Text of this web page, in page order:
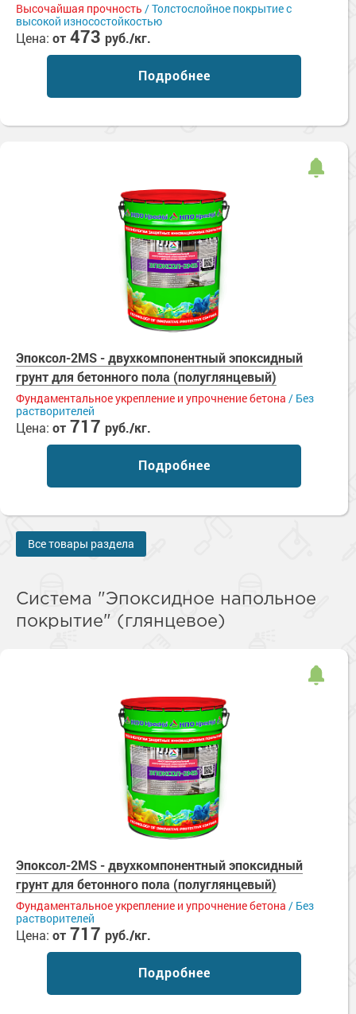
Высочайшая прочность / Толстослойное покрытие с
высокой износостойкостью
Цена: от 473 руб./кг.
Подробнее
Эпоксол-2MS - двухкомпонентный эпоксидный
грунт для бетонного пола (полуглянцевый)
Фундаментальное укрепление и упрочнение бетона / Без
растворителей
Цена: от 717 руб./кг.
Подробнее
Все товары раздела
Система "Эпоксидное напольное
покрытие" (глянцевое)
Эпоксол-2MS - двухкомпонентный эпоксидный
грунт для бетонного пола (полуглянцевый)
Фундаментальное укрепление и упрочнение бетона / Без
растворителей
Цена: от 717 руб./кг.
Подробнее